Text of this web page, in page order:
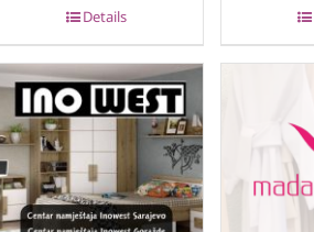
Details